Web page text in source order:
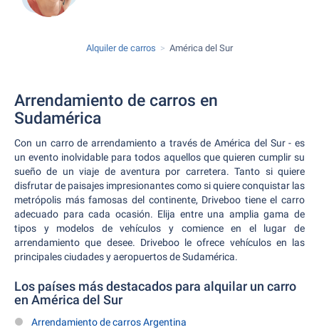
Alquiler de carros América del Sur
Arrendamiento de carros en
Sudamérica
Con un carro de arrendamiento a través de América del Sur - es
un evento inolvidable para todos aquellos que quieren cumplir su
sueño de un viaje de aventura por carretera. Tanto si quiere
disfrutar de paisajes impresionantes como si quiere conquistar las
metrópolis más famosas del continente, Driveboo tiene el carro
adecuado para cada ocasión. Elija entre una amplia gama de
tipos y modelos de vehículos y comience en el lugar de
arrendamiento que desee. Driveboo le ofrece vehículos en las
principales ciudades y aeropuertos de Sudamérica.
Los países más destacados para alquilar un carro
en América del Sur
Arrendamiento de carros Argentina